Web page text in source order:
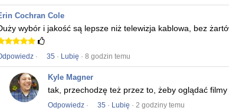
Cochran Cole
wybór i jakość są lepsze niż telewizja kablowa, bez
· 35 · Lubię · 8 godzin temu
Kyle Magner
tak, przechodzę też przez to, żeby oglądać filmy
Odpowiedz · 35 · Lubię · 2 godziny temu